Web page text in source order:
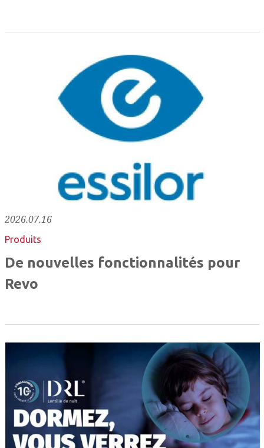
2026.07.16
Produits
De nouvelles fonctionnalités pour
Revo